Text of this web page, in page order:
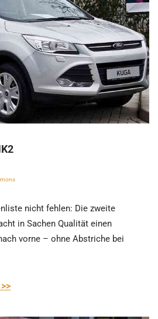
nicht fehlen: Die zweite
in Sachen Qualität einen
vorne – ohne Abstriche bei